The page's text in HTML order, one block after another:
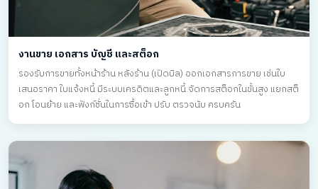
งานขาย เอกสาร บัญชี และสต็อก
รองรับการขายทั้งหน้าร้าน หลังร้าน (เปิดบิล) ออกเอกสารการขาย เช่นใบ
เสนอราคา ใบแจ้งหนี้ มีระบบเครดิตและลูกหนี้ จัดการสต็อกในขั้นสูง แยกสต็
อก โอนย้าย และฟังก์ชั่นในการซื้อเข้า ปรับ ตรวจนับ ครบครัน